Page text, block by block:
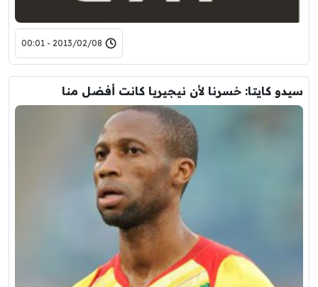
2013/02/08 - 00:01
سيدو كايتا: خسرنا لأن نيجيريا كانت أفضل منا